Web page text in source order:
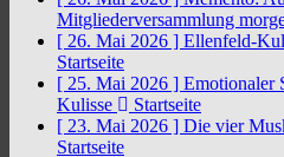
Mitgliederversammlung
[ 26. Mai 2026 ] Ellenfeld-
Startseite
[ 25. Mai 2026 ] Emotionaler
Kulisse
Startseite
[ 23. Mai 2026 ] Die vier
Startseite